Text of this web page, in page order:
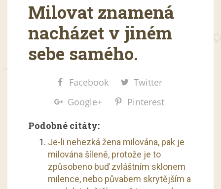
Milovat znamená
nacházet v jiném
sebe samého.
Facebook
Twitter
Google+
Pinterest
Podobné citáty:
Je-li nehezká žena milována, pak je
milována šíleně, protože je to
způsobeno buď zvláštním sklonem
milence, nebo půvabem skrytějším a